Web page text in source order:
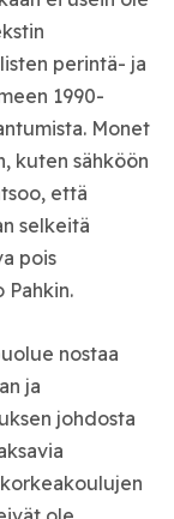
perintä- ja
1990-
Monet
kuten sähköön
että
selkeitä
pois
Pahkin.
nostaa
ja
johdosta